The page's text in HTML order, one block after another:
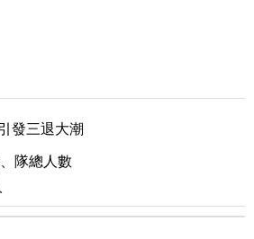
發三退大潮
隊總人數